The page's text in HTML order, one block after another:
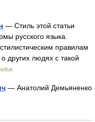
— Стиль этой статьи
русского языка.
правилам
других людях с такой
— Анатолий Демьяненко